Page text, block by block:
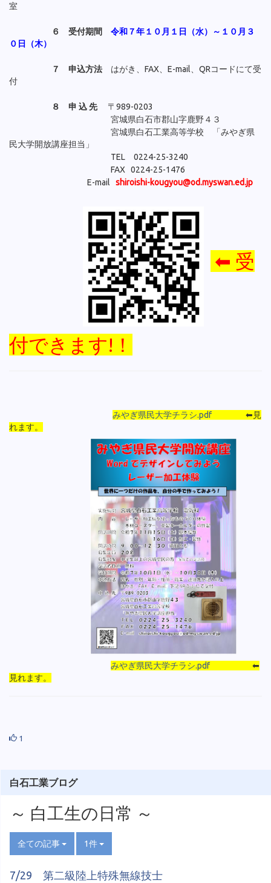
室
６ 受付期間
令和７年１０月１日（水）～１０月３
０日（木）
７ 申込方法 はがき、FAX、E-mail、QRコードにて受
付
８ 申 込 先〒989-0203
宮城県白石市郡山字鹿野４３
宮城県白石工業高等学校 「みやぎ県
民大学開放講座担当」
TEL 0224-25-3240
FAX 0224-25-1476
E-mail shiroishi-kougyou@od.myswan.ed.jp
⬅ 受
付できます!！
みやぎ県民大学チラシ.pdf ⬅見
れます。
みやぎ県民大学チラシ.pdf ⬅
見れます。
1
白石工業ブログ
～ 白工生の日常 ～
全ての記事 1件
7/29 第二級陸上特殊無線技士